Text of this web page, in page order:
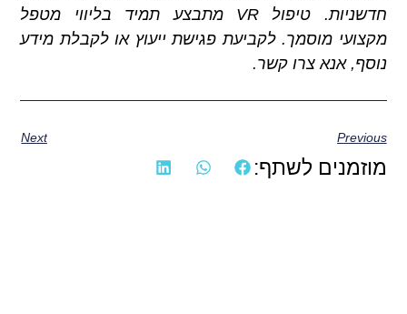
חדשניות. טיפול VR
מתבצע תמיד בליווי מטפל
מקצועי מוסמך. לקביעת פגישת ייעוץ או לקבלת מידע
נוסף, אנא צרו קשר.
Previous
Next
מוזמנים לשתף: